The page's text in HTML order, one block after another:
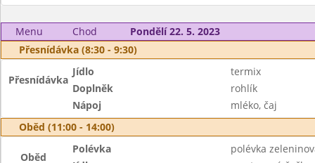
Menu Chod
Pondělí 22. 5. 2023
Přesnídávka (8:30 - 9:30)
Přesnídávka
Jídlo
termix
Doplněk
rohlík
Nápoj
mléko, čaj
Oběd (11:00 - 14:00)
Oběd
Polévka
polévka